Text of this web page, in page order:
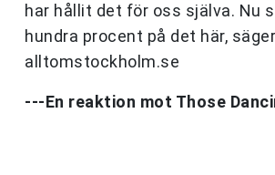
har hållit det för oss själva. Nu
hundra procent på det här,
alltomstockholm.se
---En reaktion mot Those